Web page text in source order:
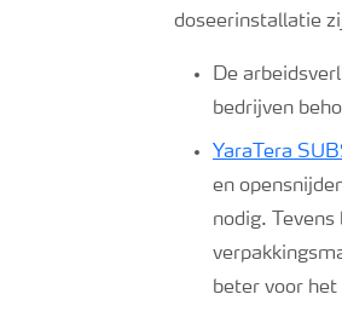
doseerinstallatie
De
bedrijven
YaraTera
en
nodig.
beter voor het